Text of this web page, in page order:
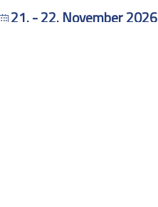
21. - 22. November 2026